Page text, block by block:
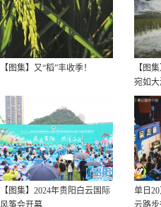
【图集】又“稻”丰收季！
【图
宛如
【图集】2024年贵阳白云国际
风筝会开幕
单日
云路